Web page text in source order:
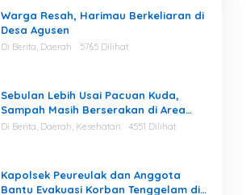
Warga Resah, Harimau Berkeliaran di
Desa Agusen
Di Berita, Daerah 5765 Dilihat
Sebulan Lebih Usai Pacuan Kuda,
Sampah Masih Berserakan di Area
Stadion
Di Berita, Daerah, Kesehatan 4551 Dilihat
Kapolsek Peureulak dan Anggota
Bantu Evakuasi Korban Tenggelam di